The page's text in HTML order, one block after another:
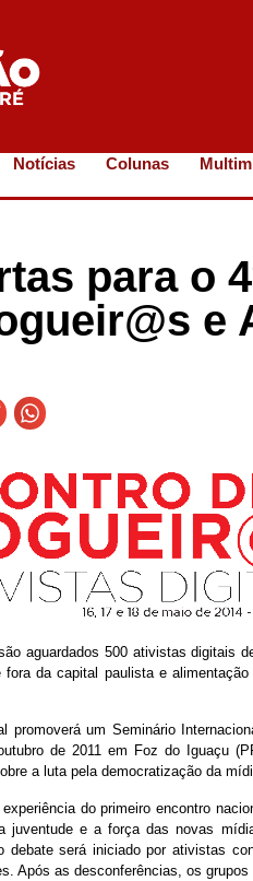
Notícias Colunas
para o
e
aguardados 500 ativistas digitais
da capital paulista e
promoverá um Seminário
de 2011 em Foz do Iguaçu
a luta pela democratização da
do primeiro encontro
juventude e a força das novas
debate será iniciado por ativistas
Após as desconferências, os